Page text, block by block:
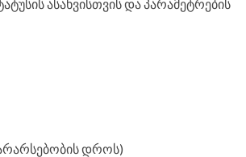
ასახვისთვის და პარამეტრების
დროს)